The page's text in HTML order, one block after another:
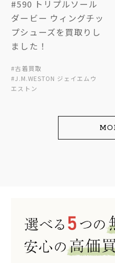
#590 トリプルソール
ダービー ウィングチッ
プシューズを買取りし
ました！
#古着買取
#J.M.WESTON ジェイエムウ
エストン